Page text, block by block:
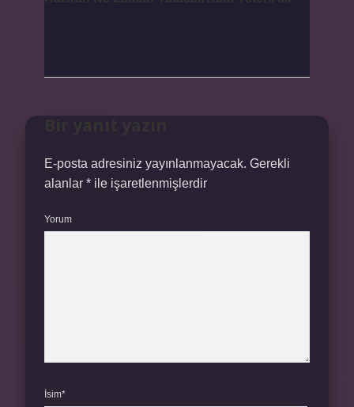
E-posta adresiniz yayınlanmayacak. Gerekli
alanlar * ile işaretlenmişlerdir
Yorum
İsim*